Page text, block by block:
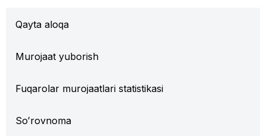
Qayta aloqa
Murojaat yuborish
Fuqarolar murojaatlari statistikasi
Soʻrovnoma